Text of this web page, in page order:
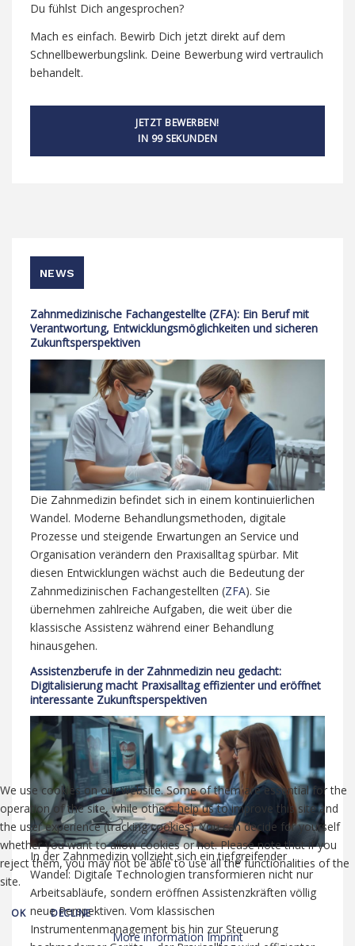
Du fühlst Dich angesprochen?
Mach es einfach. Bewirb Dich jetzt direkt auf dem
Schnellbewerbungslink. Deine Bewerbung wird vertraulich
behandelt.
JETZT BEWERBEN!
IN 99 SEKUNDEN
NEWS
Zahnmedizinische Fachangestellte (ZFA): Ein Beruf mit
Verantwortung, Entwicklungsmöglichkeiten und sicheren
Zukunftsperspektiven
Die Zahnmedizin befindet sich in einem kontinuierlichen
Wandel. Moderne Behandlungsmethoden, digitale
Prozesse und steigende Erwartungen an Service und
Organisation verändern den Praxisalltag spürbar. Mit
diesen Entwicklungen wächst auch die Bedeutung der
Zahnmedizinischen Fachangestellten (ZFA). Sie
übernehmen zahlreiche Aufgaben, die weit über die
klassische Assistenz während einer Behandlung
hinausgehen.
Assistenzberufe in der Zahnmedizin neu gedacht:
Digitalisierung macht Praxisalltag effizienter und eröffnet
interessante Zukunftsperspektiven
In der Zahnmedizin vollzieht sich ein tiefgreifender
Wandel: Digitale Technologien transformieren nicht nur
Arbeitsabläufe, sondern eröffnen Assistenzkräften völlig
neue Perspektiven. Vom klassischen
Instrumentenmanagement bis hin zur Steuerung
We use cookies on our website. Some of them are essential for the
operation of the site, while others help us to improve this site and
the user experience (tracking cookies). You can decide for yourself
whether you want to allow cookies or not. Please note that if you
reject them, you may not be able to use all the functionalities of the
site.
OK DECLINE
More information Imprint